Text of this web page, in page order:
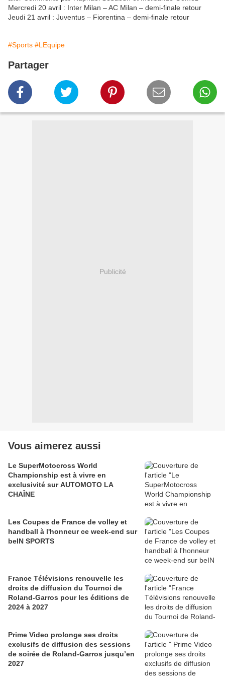
Mercredi 20 avril : Inter Milan – AC Milan – demi-finale retour
Jeudi 21 avril : Juventus – Fiorentina – demi-finale retour
#Sports #LEquipe
Partager
Publicité
Vous aimerez aussi
Le SuperMotocross World
Championship est à vivre en
exclusivité sur AUTOMOTO LA
CHAÎNE
Les Coupes de France de volley et
handball à l'honneur ce week-end sur
beIN SPORTS
France Télévisions renouvelle les
droits de diffusion du Tournoi de
Roland-Garros pour les éditions de
2024 à 2027
Prime Video prolonge ses droits
exclusifs de diffusion des sessions
de soirée de Roland-Garros jusqu’en
2027